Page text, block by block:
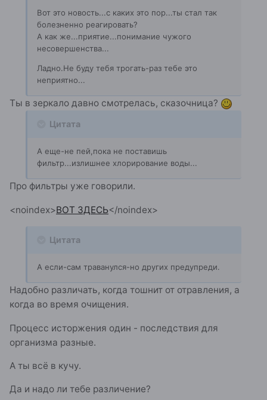
Вот это новость...с каких это пор...ты стал так
болезненно реагировать?
А как же...приятие...понимание чужого
несовершенства...
Ладно.Не буду тебя трогать-раз тебе это
неприятно...
Ты в зеркало давно смотрелась, сказочница?
Цитата
А еще-не пей,пока не поставишь
фильтр...излишнее хлорирование воды...
Про фильтры уже говорили.
<noindex>ВОТ ЗДЕСЬ</noindex>
Цитата
А если-сам траванулся-но других предупреди.
Надобно различать, когда тошнит от отравления, а
когда во время очищения.
Процесс исторжения один - последствия для
организма разные.
А ты всё в кучу.
Да и надо ли тебе различение?